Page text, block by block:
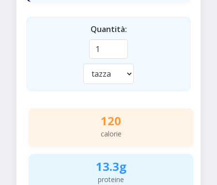
Quantità:
120
calorie
13.3g
proteine